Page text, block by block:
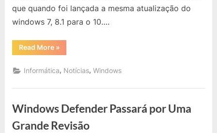
a
Atualização
para
que quando foi lançada a mesma atualização do
windows 7, 8.1 para o 10….
Read More“Microsoft:
Até
Microsoft
Disponibilizar
Gratuita
do
Windows
10
»
Informática, Notícias,Windows
Windows Defender Passará por Uma
Grande Revisão